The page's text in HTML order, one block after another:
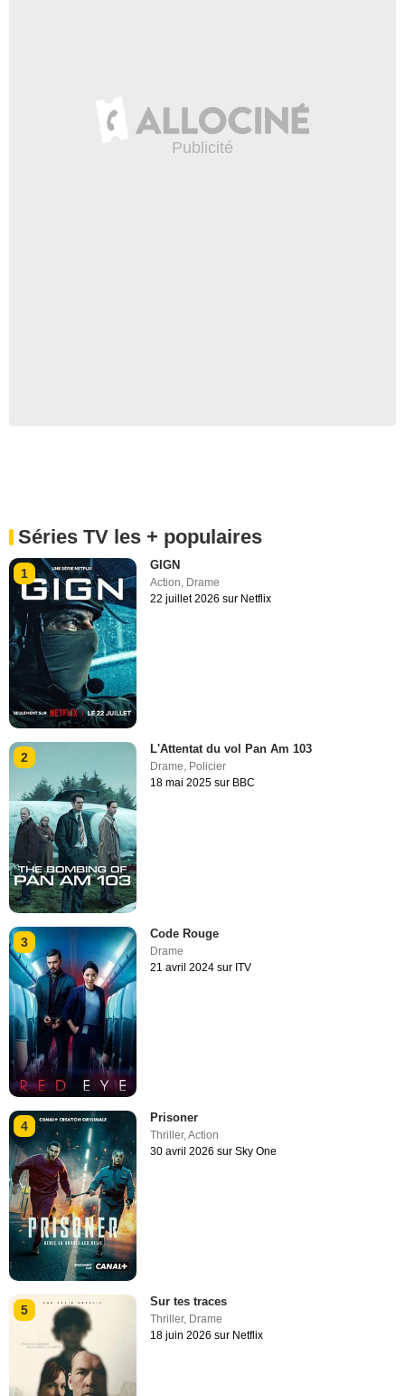
Séries TV les + populaires
1
GIGN
Action, Drame
22 juillet 2026 sur Netflix
2
L'Attentat du vol Pan Am 103
Drame, Policier
18 mai 2025 sur BBC
3
Code Rouge
Drame
21 avril 2024 sur ITV
4
Prisoner
Thriller,Action
30 avril 2026 sur Sky One
5
Sur tes traces
Thriller, Drame
18 juin 2026 sur Netflix